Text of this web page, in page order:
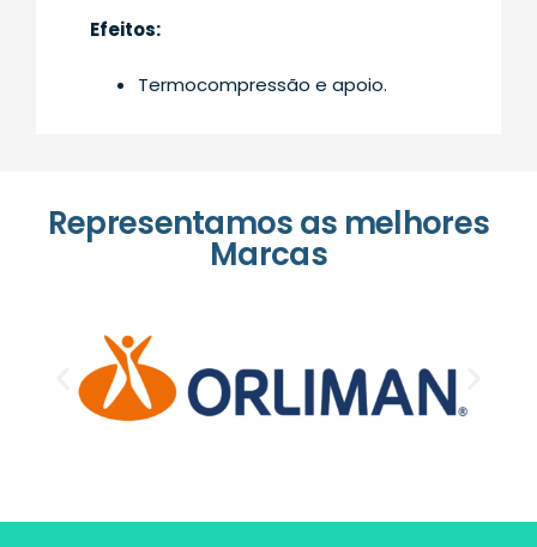
Efeitos:
Termocompressão e apoio.
Representamos as melhores
Marcas